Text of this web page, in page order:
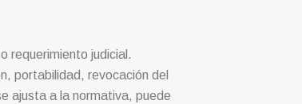
requerimiento judicial.
portabilidad, revocación del
ajusta a la normativa, puede